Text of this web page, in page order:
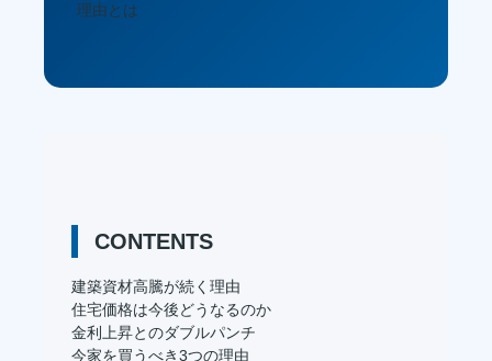
理由とは
CONTENTS
建築資材高騰が続く理由
住宅価格は今後どうなるのか
金利上昇とのダブルパンチ
今家を買うべき3つの理由